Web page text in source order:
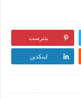
بنترست
لينكدين